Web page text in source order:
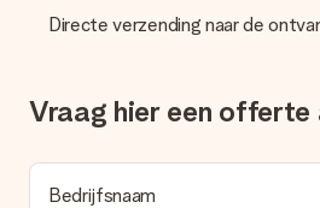
Er wordt geen factuur meegestuurd
gerust het cadeau gelijk bij de
het echt een verrassing!
Directe verzending naar de
Vraag hier een offerte
Bedrijfsnaam